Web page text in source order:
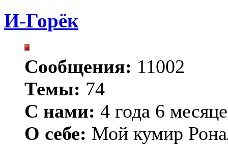
И-Горёк
Сообщения: 11002
Темы: 74
С нами: 4 года 6
О себе: Мой кумир